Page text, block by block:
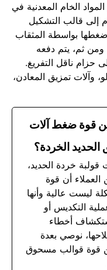
الخام المعدنية في
إلى قالب التشكيل
بواسطة المثقاب
ومن ثم، يتم دفعه
حزام ناقل التفريغ.
وآلات تمزيق المعادن،
قوة ضغط آلات
الخردة؟
قولبة خردة الحديد،
العملاء أن قوة
ليست عالية وأنها
التكديس أو
أخطاء
نوصي بعدة
قوة قوالب مسحوق